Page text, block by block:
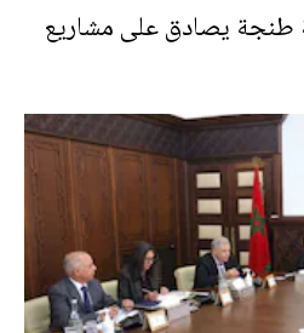
طنجة يصادق على مشاريع